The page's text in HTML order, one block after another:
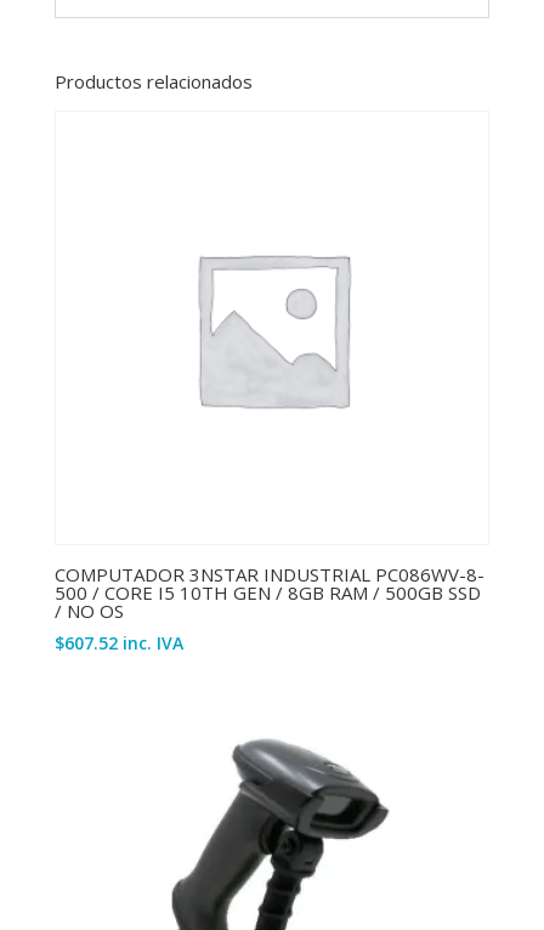
Productos relacionados
COMPUTADOR 3NSTAR INDUSTRIAL PC086WV-8-
500 / CORE I5 10TH GEN / 8GB RAM / 500GB SSD
/ NO OS
$607.52 inc. IVA